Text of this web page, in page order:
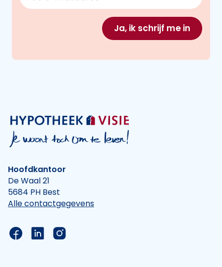
Ja, ik schrijf me in
Hoofdkantoor
De Waal 21
5684 PH Best
Alle contactgegevens
Link naar de Facebook pagina van Hypotheek
Link naar de LinkedIn pagina van
Link naar de Instagram pagina van